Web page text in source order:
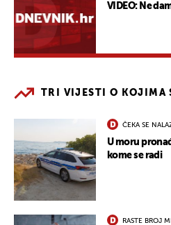
VIDEO: Ne
TRI VIJESTI O KOJIMA
ČEKA SE
U moru
kome se radi
RASTE BROJ